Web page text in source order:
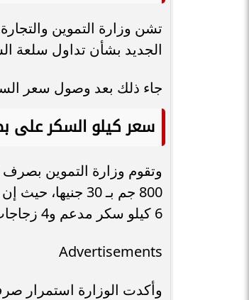
تشن وزارة التموين
الجديد بشأن تداول سلعة السكر
جاء ذلك بعد وصول سعر السكر
سعر كيلو السكر على
6 كيلو سكر مدعم و4 زجاجات زيت أيضا.
Advertisements